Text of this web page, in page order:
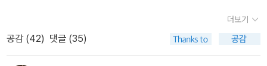
이해”로, 탈식민주의, 통섭, 횡단의 정치 등의 키워드는 <정희진의 공
부>나 그간 희진 쌤이 쓰신 책들을 읽어온 사람들이라면 이미 익숙한
단어들일 것이다. 나 또한 그런 터라 어제의 강의는 복습의 의미도 있
더보기
공감 (42) 댓글 (35)